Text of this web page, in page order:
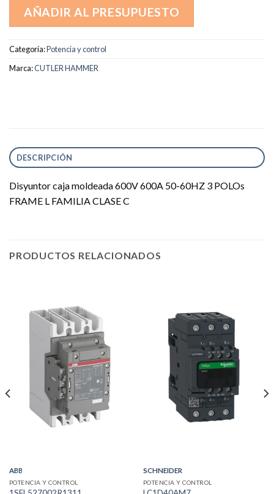
AÑADIR AL PRESUPUESTO
Categoría:Potencia y control
Marca:CUTLER HAMMER
DESCRIPCIÓN
Disyuntor caja moldeada 600V 600A 50-60HZ 3 POLOs
FRAME L FAMILIA CLASE C
PRODUCTOS RELACIONADOS
ABB
POTENCIA Y CONTROL
SCHNEIDER
POTENCIA Y CONTROL